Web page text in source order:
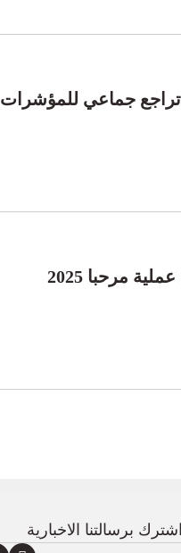
تراجع جماعي للمؤشرات
مرحبا 2025
اشترك برسالتنا الاخبارية